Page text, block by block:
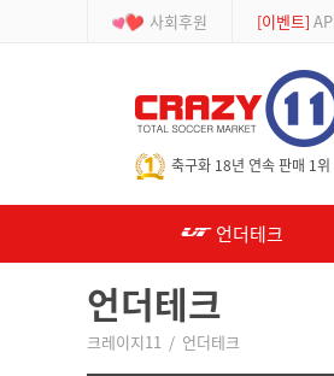
사회후원 [등급제] 회
축구화 18년 연속 판매 1위
언더테크
언더테크
크레이지11 / 언더테크